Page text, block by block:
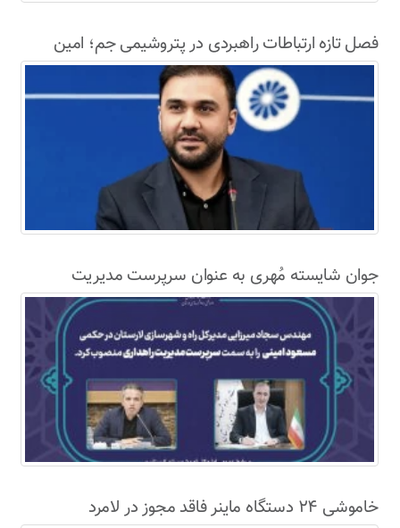
فصل تازه ارتباطات راهبردی در پتروشیمی جم؛ امین
حاجی‌دولو سکاندار روابط عمومی و امور بین‌الملل شد
جوان شایسته مُهری به عنوان سرپرست مدیریت
راهداری اداره کل راه و شهرسازی لارستان معرفی شد
خاموشی ۲۴ دستگاه ماینر فاقد مجوز در لامرد